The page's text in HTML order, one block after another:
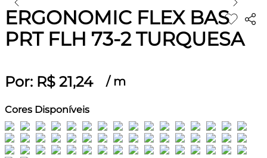
ERGONOMIC FLEX BAS
PRT FLH 73-2 TURQUESA
Por: R$ 21,24 / m
Cores Disponíveis